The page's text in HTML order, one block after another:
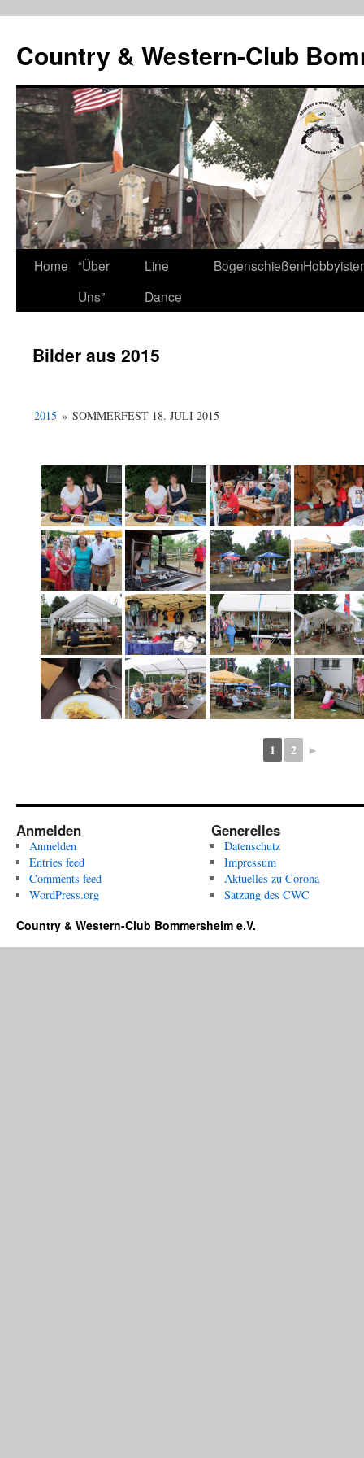
Country & Western-Club
Skip
Home “Über
Uns”
Line
Dance
Bogenschießen
Bilder aus 2015
2015 » SOMMERFEST 18. JULI 2015
1 2 ►
Anmelden
Anmelden
Entries feed
Comments feed
WordPress.org
Generelles
Datenschutz
Impressum
Aktuelles zu Corona
Satzung des CWC
Country & Western-Club Bommersheim e.V.